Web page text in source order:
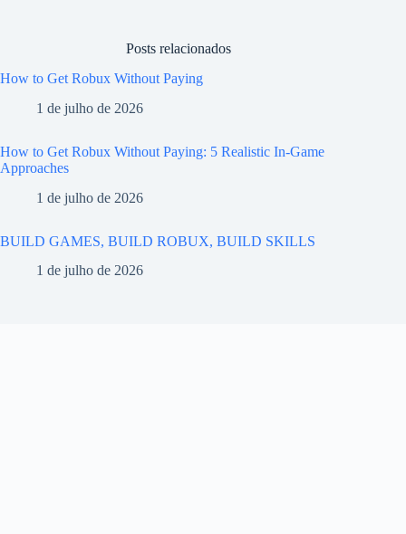
Posts relacionados
How to Get Robux Without Paying
1 de julho de 2026
How to Get Robux Without Paying: 5 Realistic In-Game
Approaches
1 de julho de 2026
BUILD GAMES, BUILD ROBUX, BUILD SKILLS
1 de julho de 2026